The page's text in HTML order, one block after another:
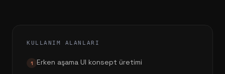
KULLANIM ALANLARI
1 Erken aşama UI konsept üretimi